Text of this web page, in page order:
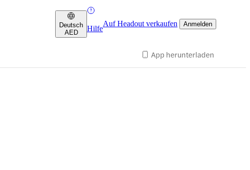
Deutsch
AED
Hilfe
Auf Headout verkaufen Anmelden
App herunterladen